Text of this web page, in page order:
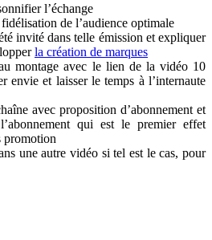
l’échange
de l’audience optimale
invité dans telle émission et expliquer
la création de marques
montage avec le lien de la vidéo 10
envie et laisser le temps à l’internaute
avec proposition d’abonnement et
qui est le premier effet
promotion
une autre vidéo si tel est le cas, pour